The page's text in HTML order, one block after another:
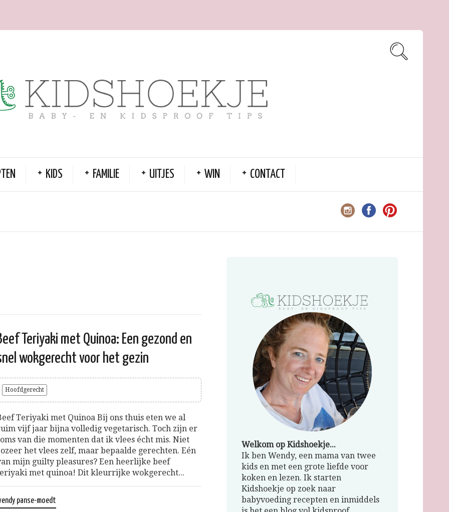
KIDS FAMILIE UITJES WIN CONTACT
Teriyaki met Quinoa: Een gezond en
wokgerecht voor het gezin
Hoofdgerecht
Teriyaki met Quinoa Bij ons thuis eten we al
vijf jaar bijna volledig vegetarisch. Toch zijn er
van die momenten dat ik vlees écht mis. Niet
het vlees zelf, maar bepaalde gerechten. Eén
mijn guilty pleasures? Een heerlijke beef
met quinoa! Dit kleurrijke wokgerecht...
panse-moedt
Welkom op Kidshoekje...
Ik ben Wendy, een mama van twee
kids en met een grote liefde voor
koken en lezen. Ik starten
Kidshoekje op zoek naar
babyvoeding recepten en inmiddels